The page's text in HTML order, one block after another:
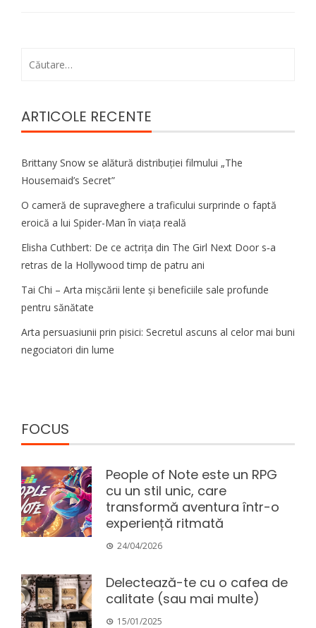
ARTICOLE RECENTE
Brittany Snow se alătură distribuției filmului „The
Housemaid’s Secret”
O cameră de supraveghere a traficului surprinde o faptă
eroică a lui Spider-Man în viața reală
Elisha Cuthbert: De ce actrița din The Girl Next Door s‑a
retras de la Hollywood timp de patru ani
Tai Chi – Arta mișcării lente și beneficiile sale profunde
pentru sănătate
Arta persuasiunii prin pisici: Secretul ascuns al celor mai buni
negociatori din lume
FOCUS
People of Note este un RPG
cu un stil unic, care
transformă aventura într-o
experiență ritmată
24/04/2026
Delectează-te cu o cafea de
calitate (sau mai multe)
15/01/2025